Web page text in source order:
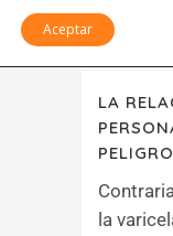
LA
la
Aceptar